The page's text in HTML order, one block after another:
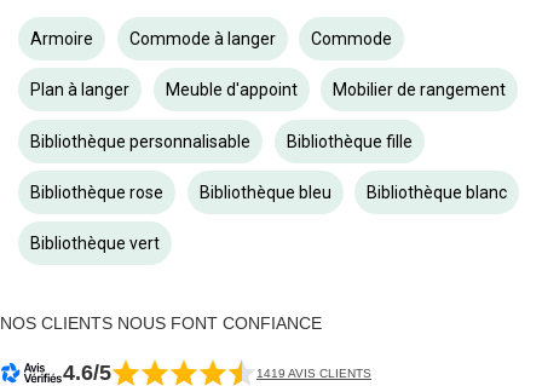
Armoire Commode à langer Commode
Plan à langer Meuble d'appoint Mobilier de rangement
Bibliothèque personnalisable Bibliothèque fille
Bibliothèque rose Bibliothèque bleu Bibliothèque blanc
Bibliothèque vert
NOS CLIENTS NOUS FONT CONFIANCE
4.6/5 1419 AVIS CLIENTS